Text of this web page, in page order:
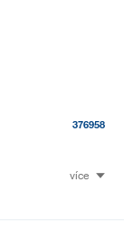
376958
více